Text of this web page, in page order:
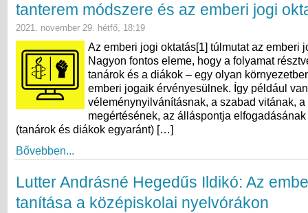
tanterem módszere és az emberi jogi
2021. november 29. hétfő, 18:19
Az emberi jogi oktatás[1] túlmutat az emberi
Nagyon fontos eleme, hogy a folyamat
tanárok és a diákok – egy olyan
emberi jogaik érvényesülnek. Így például
véleménynyilvánításnak, a szabad vitának, a
megértésének, az álláspontja elfogadásának
(tanárok és diákok egyaránt) […]
Bővebben...
Lutter Andrásné Hegedűs Ildikó: Az
tanítása a középiskolai nyelvórákon